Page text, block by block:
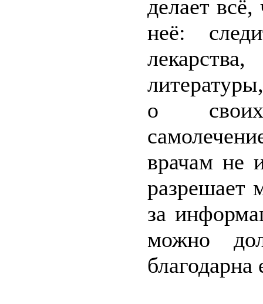
делает всё,
неё:
о своих
врачам не
разрешает
за
можно
благодарна